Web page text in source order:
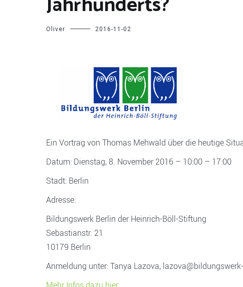
Oliver 2016-11-02
Ein Vortrag von Thomas Mehwald über die heutige
Datum: Dienstag, 8. November 2016 – 10:00 – 17:00
Stadt: Berlin
Adresse:
Bildungswerk Berlin der Heinrich-Böll-Stiftung
Sebastianstr. 21
10179 Berlin
Anmeldung unter: Tanya Lazova,